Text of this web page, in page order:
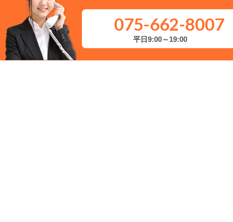
075-662-8007
平日9:00～19:00